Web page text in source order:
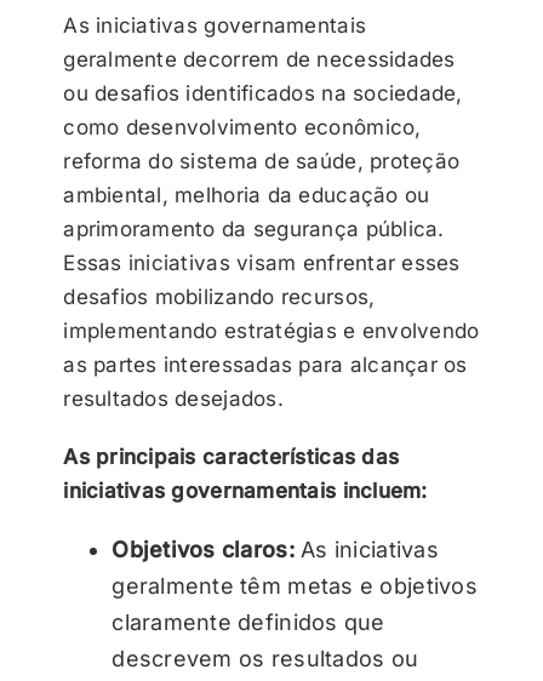
As iniciativas governamentais
geralmente decorrem de necessidades
ou desafios identificados na sociedade,
como desenvolvimento econômico,
reforma do sistema de saúde, proteção
ambiental, melhoria da educação ou
aprimoramento da segurança pública.
Essas iniciativas visam enfrentar esses
desafios mobilizando recursos,
implementando estratégias e envolvendo
as partes interessadas para alcançar os
resultados desejados.
As principais características das
iniciativas governamentais incluem:
Objetivos claros:As iniciativas
geralmente têm metas e objetivos
claramente definidos que
descrevem os resultados ou